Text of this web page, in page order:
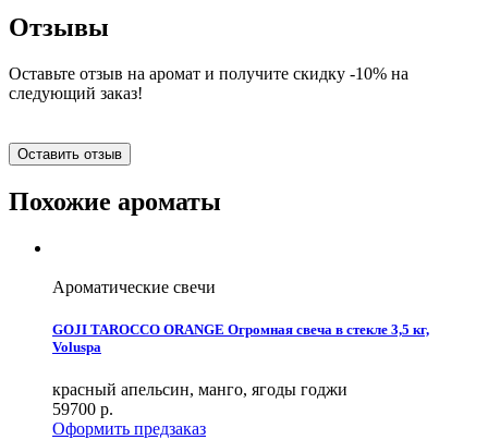
Отзывы
Оставьте отзыв на аромат и получите скидку -10% на
следующий заказ!
Оставить отзыв
Похожие ароматы
Ароматические свечи
GOJI TAROCCO ORANGE Огромная свеча в стекле 3,5 кг,
Voluspa
красный апельсин, манго, ягоды годжи
59700 р.
Оформить предзаказ